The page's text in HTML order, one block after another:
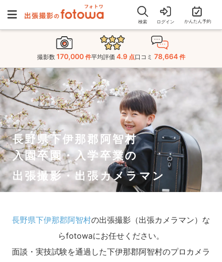
検索 ログイン かんたん予約
撮影数 170,000 件平均評価 4.9 点口コミ 78,664 件
長野県下伊那郡阿智村
入園卒園・入学卒業の
出張撮影・出張カメラマン
長野県下伊那郡阿智村の出張撮影（出張カメラマン）な
らfotowaにお任せください。
面談・実技試験を通過した下伊那郡阿智村のプロカメラ